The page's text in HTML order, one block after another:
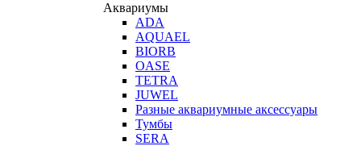
Аквариумы
ADA
AQUAEL
BIORB
OASE
TETRA
JUWEL
Разные аквариумные аксессуары
Тумбы
SERA